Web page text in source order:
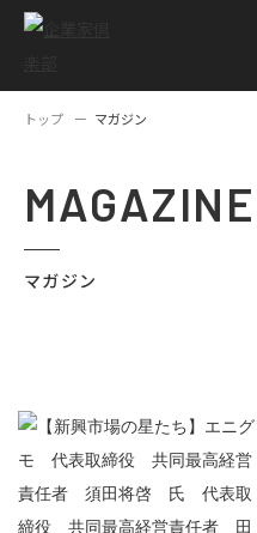
トップ マガジン
MAGAZINE
マガジン